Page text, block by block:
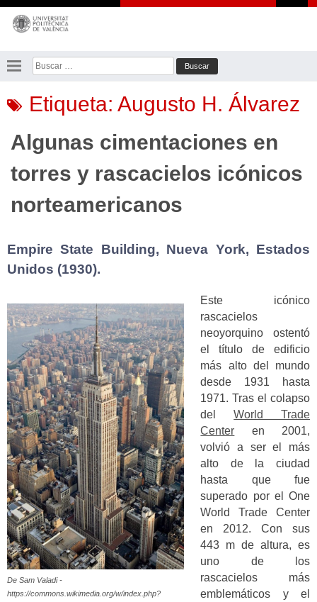
Saltar
contenido
Buscar:
Etiqueta: Augusto H. Álvarez
Algunas cimentaciones en
torres y rascacielos icónicos
norteamericanos
Empire State Building, Nueva York, Estados
Unidos (1930).
De Sam Valadi -
https://commons.wikimedia.org/w/index.php?
Este icónico
rascacielos
neoyorquino ostentó
el título de edificio
más alto del mundo
desde 1931 hasta
1971. Tras el colapso
delWorld Trade
Center en 2001,
volvió a ser el más
alto de la ciudad
hasta que fue
superado por el One
World Trade Center
en 2012. Con sus
443 m de altura, es
uno de los
rascacielos más
emblemáticos y el